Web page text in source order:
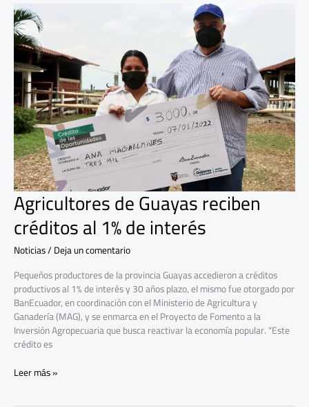
Agricultores de Guayas reciben
créditos al 1% de interés
Noticias/Deja un comentario
Pequeños productores de la provincia Guayas accedieron a créditos
productivos al 1% de interés y 30 años plazo, el mismo fue otorgado por
BanEcuador, en coordinación con el Ministerio de Agricultura y
Ganadería (MAG), y se enmarca en el Proyecto de Fomento a la
Inversión Agropecuaria que busca reactivar la economía popular. “Este
crédito es
Agricultores
de
Guayas
reciben
créditos
1%
de
interés
Leer más »